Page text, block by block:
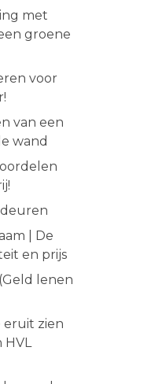
met
groene
voor
van een
wand
| De
en prijs
lenen
eruit zien
HVL